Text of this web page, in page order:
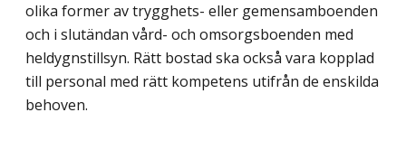
olika former av trygghets- eller gemensamboenden
och i slutändan vård- och omsorgsboenden med
heldygnstillsyn. Rätt bostad ska också vara kopplad
till personal med rätt kompetens utifrån de enskilda
behoven.